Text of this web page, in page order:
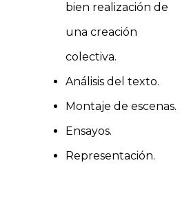
bien realización de
una creación
colectiva.
Análisis del texto.
Montaje de escenas.
Ensayos.
Representación.